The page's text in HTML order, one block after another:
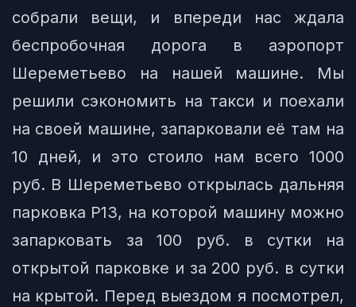
собрали вещи, и впереди нас ждала
беспробочная дорога в аэропорт
Шереметьево на нашей машине. Мы
решили сэкономить на такси и поехали
на своей машине, запарковали её там на
10 дней, и это стоило нам всего 1000
руб. В Шереметьево открылась дальняя
парковка P13, на которой машину можно
запарковать за 100 руб. в сутки на
открытой парковке и за 200 руб. в сутки
на крытой. Перед выездом я посмотрел,